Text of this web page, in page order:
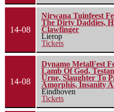
14-08
Nirwana Tuinfeest
The Dirty Daddies,
Clawfinger
Lierop
Tickets
14-08
Dynamo MetalFest
Lamb Of God,
Urne, Slaughter To
Amorphis, Insanity
Eindhoven
Tickets